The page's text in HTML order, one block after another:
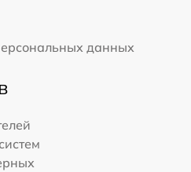
данных